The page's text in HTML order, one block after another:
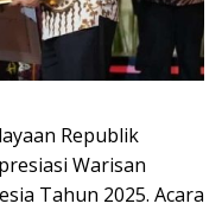
Republik
Warisan
Tahun 2025. Acara